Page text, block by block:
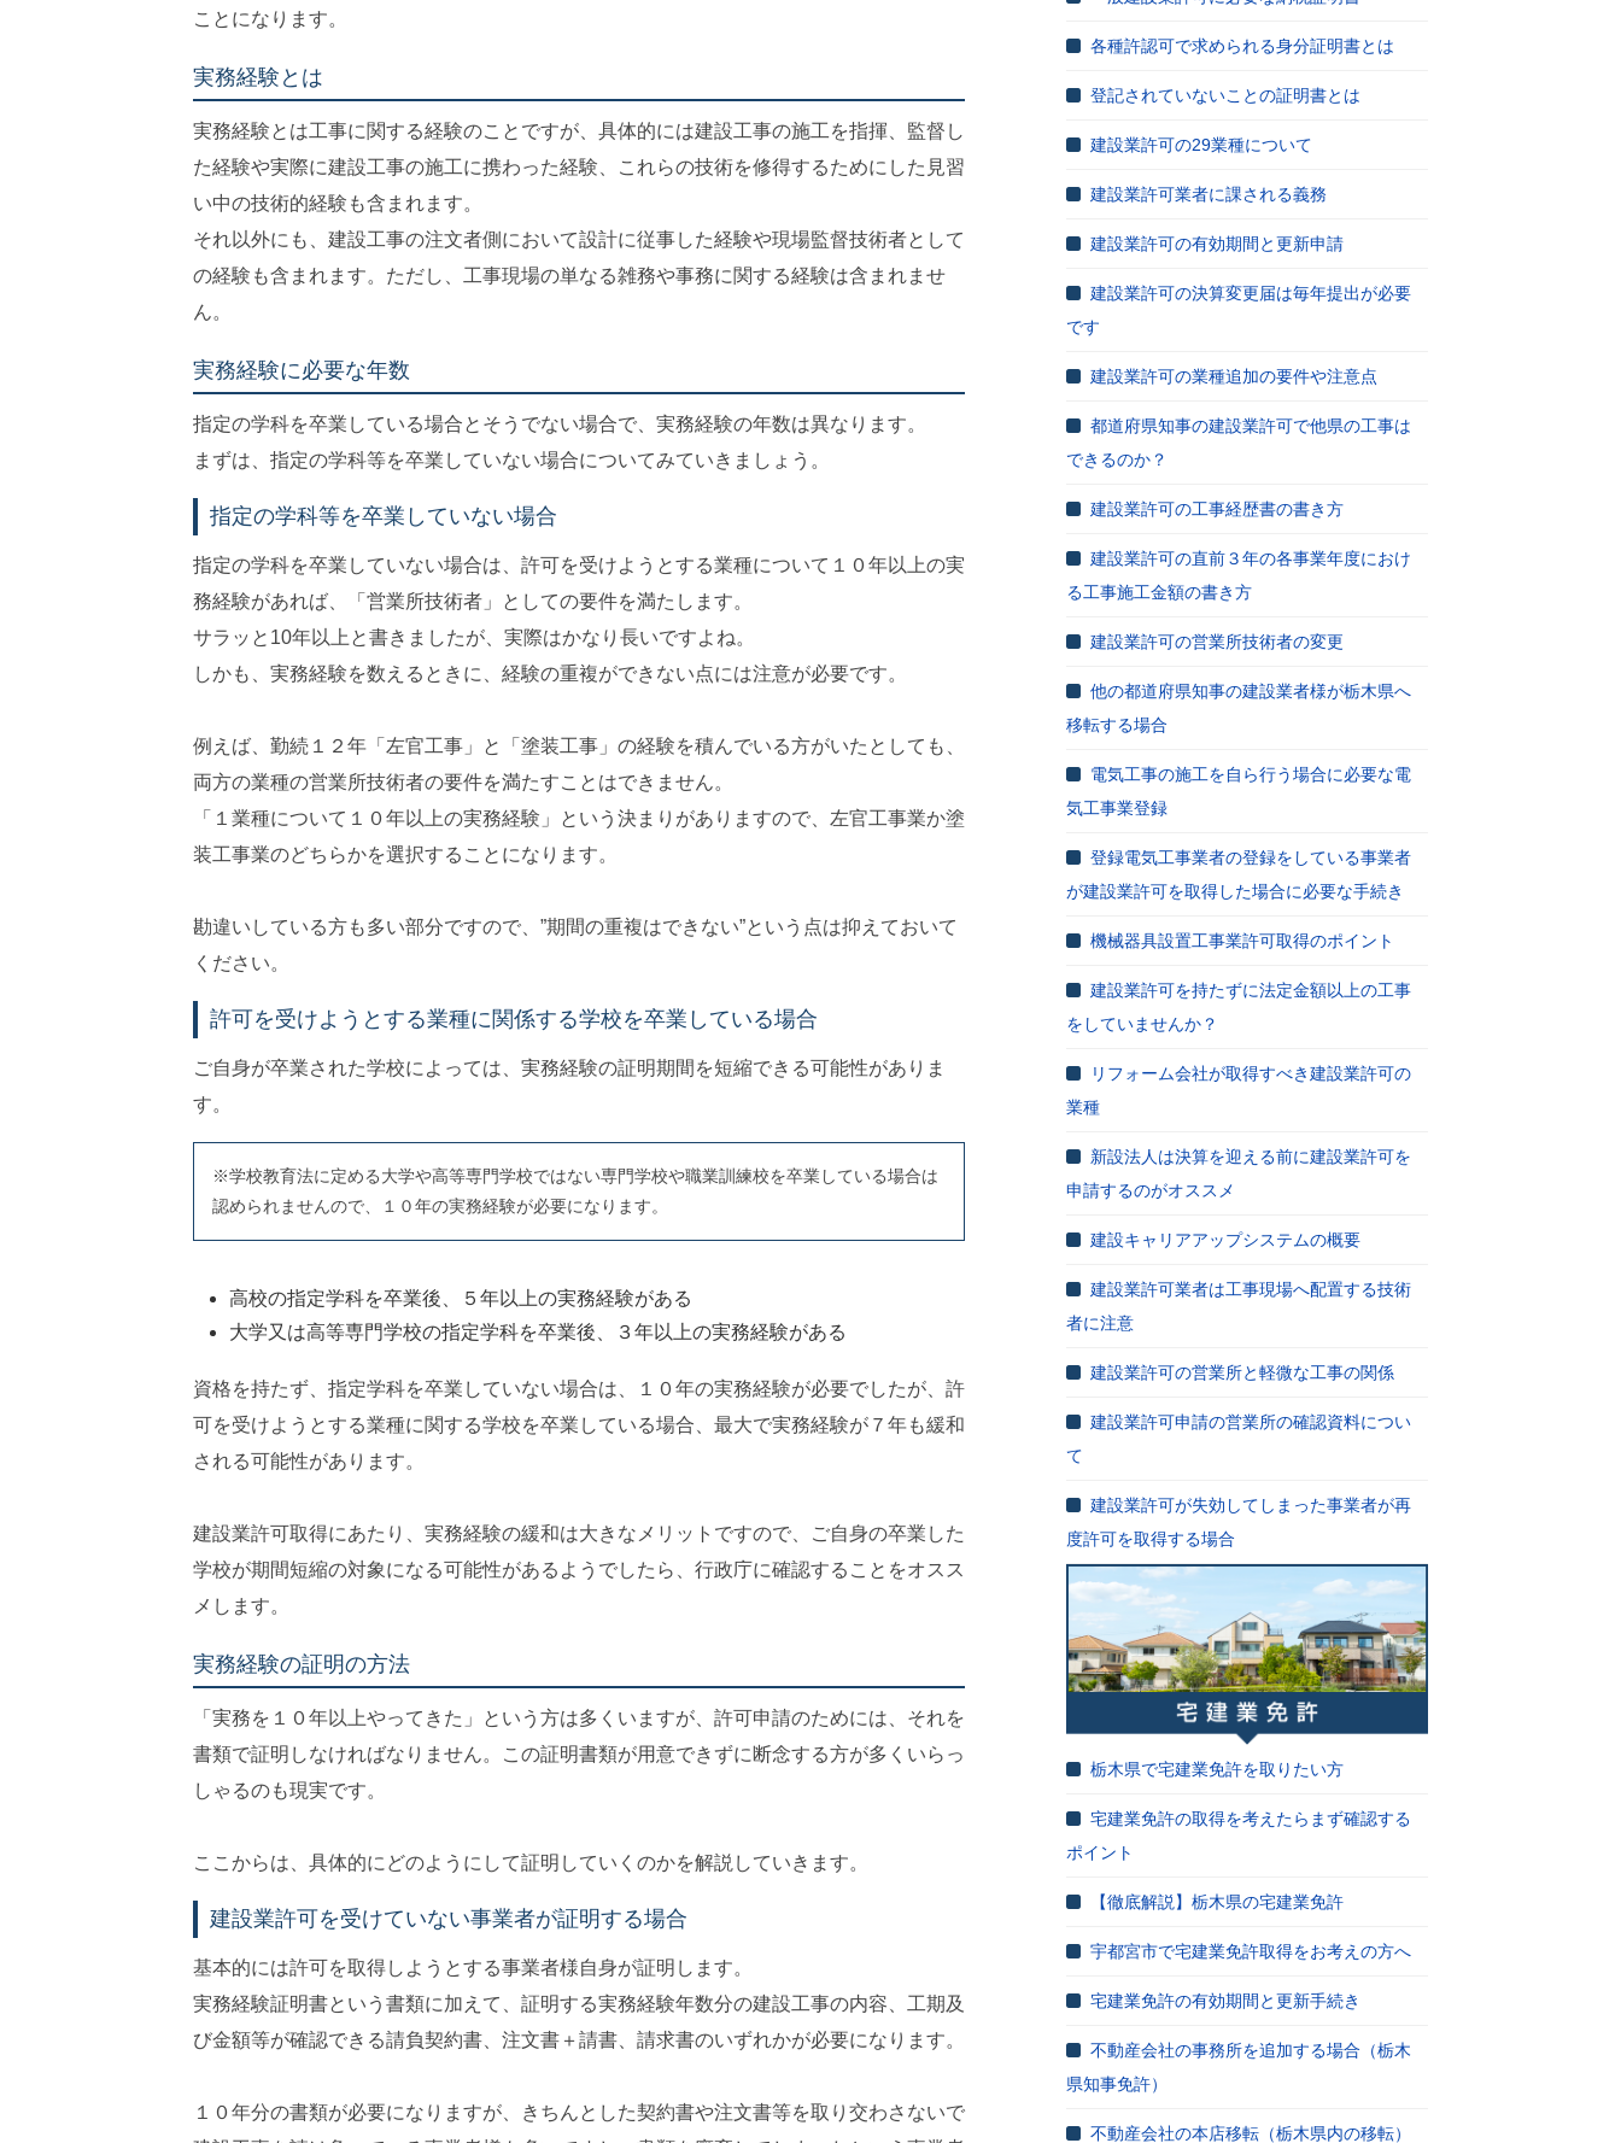
ことになります。
実務経験とは
実務経験とは工事に関する経験のことですが、具体的には建設工事の施工を指揮、監督し
た経験や実際に建設工事の施工に携わった経験、これらの技術を修得するためにした見習
い中の技術的経験も含まれます。
それ以外にも、建設工事の注文者側において設計に従事した経験や現場監督技術者として
の経験も含まれます。ただし、工事現場の単なる雑務や事務に関する経験は含まれませ
ん。
実務経験に必要な年数
指定の学科を卒業している場合とそうでない場合で、実務経験の年数は異なります。
まずは、指定の学科等を卒業していない場合についてみていきましょう。
指定の学科等を卒業していない場合
指定の学科を卒業していない場合は、許可を受けようとする業種について１０年以上の実
務経験があれば、「営業所技術者」としての要件を満たします。
サラッと10年以上と書きましたが、実際はかなり長いですよね。
しかも、実務経験を数えるときに、経験の重複ができない点には注意が必要です。
例えば、勤続１２年「左官工事」と「塗装工事」の経験を積んでいる方がいたとしても、
両方の業種の営業所技術者の要件を満たすことはできません。
「１業種について１０年以上の実務経験」という決まりがありますので、左官工事業か塗
装工事業のどちらかを選択することになります。
勘違いしている方も多い部分ですので、”期間の重複はできない”という点は抑えておいて
ください。
許可を受けようとする業種に関係する学校を卒業している場合
ご自身が卒業された学校によっては、実務経験の証明期間を短縮できる可能性がありま
す。
※学校教育法に定める大学や高等専門学校ではない専門学校や職業訓練校を卒業している場合は
認められませんので、１０年の実務経験が必要になります。
高校の指定学科を卒業後、５年以上の実務経験がある
大学又は高等専門学校の指定学科を卒業後、３年以上の実務経験がある
資格を持たず、指定学科を卒業していない場合は、１０年の実務経験が必要でしたが、許
可を受けようとする業種に関する学校を卒業している場合、最大で実務経験が７年も緩和
される可能性があります。
建設業許可取得にあたり、実務経験の緩和は大きなメリットですので、ご自身の卒業した
学校が期間短縮の対象になる可能性があるようでしたら、行政庁に確認することをオスス
メします。
実務経験の証明の方法
「実務を１０年以上やってきた」という方は多くいますが、許可申請のためには、それを
書類で証明しなければなりません。この証明書類が用意できずに断念する方が多くいらっ
しゃるのも現実です。
ここからは、具体的にどのようにして証明していくのかを解説していきます。
建設業許可を受けていない事業者が証明する場合
基本的には許可を取得しようとする事業者様自身が証明します。
実務経験証明書という書類に加えて、証明する実務経験年数分の建設工事の内容、工期及
び金額等が確認できる請負契約書、注文書＋請書、請求書のいずれかが必要になります。
１０年分の書類が必要になりますが、きちんとした契約書や注文書等を取り交わさないで
各種許認可で求められる身分証明書とは
登記されていないことの証明書とは
建設業許可の29業種について
建設業許可業者に課される義務
建設業許可の有効期間と更新申請
建設業許可の決算変更届は毎年提出が必要
です
建設業許可の業種追加の要件や注意点
都道府県知事の建設業許可で他県の工事は
できるのか？
建設業許可の工事経歴書の書き方
建設業許可の直前３年の各事業年度におけ
る工事施工金額の書き方
建設業許可の営業所技術者の変更
他の都道府県知事の建設業者様が栃木県へ
移転する場合
電気工事の施工を自ら行う場合に必要な電
気工事業登録
登録電気工事業者の登録をしている事業者
が建設業許可を取得した場合に必要な手続き
機械器具設置工事業許可取得のポイント
建設業許可を持たずに法定金額以上の工事
をしていませんか？
リフォーム会社が取得すべき建設業許可の
業種
新設法人は決算を迎える前に建設業許可を
申請するのがオススメ
建設キャリアアップシステムの概要
建設業許可業者は工事現場へ配置する技術
者に注意
建設業許可の営業所と軽微な工事の関係
建設業許可申請の営業所の確認資料につい
て
建設業許可が失効してしまった事業者が再
度許可を取得する場合
栃木県で宅建業免許を取りたい方
宅建業免許の取得を考えたらまず確認する
ポイント
【徹底解説】栃木県の宅建業免許
宇都宮市で宅建業免許取得をお考えの方へ
宅建業免許の有効期間と更新手続き
不動産会社の事務所を追加する場合（栃木
県知事免許）
不動産会社の本店移転（栃木県内の移転）